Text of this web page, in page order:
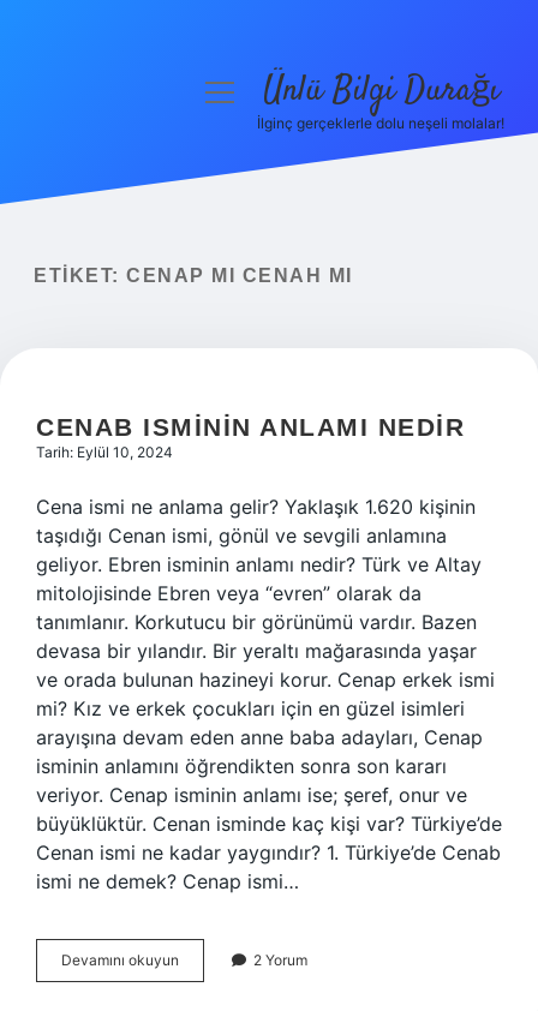
Yasal Uyarı
menüyüÜnlü Bilgi Durağı
İlginç gerçeklerle dolu neşeli molalar!
ETIKET: CENAP MI CENAH MI
CENAB ISMININ ANLAMI NEDIR
Tarih: Eylül 10, 2024
Cena ismi ne anlama gelir? Yaklaşık 1.620 kişinin
taşıdığı Cenan ismi, gönül ve sevgili anlamına
geliyor. Ebren isminin anlamı nedir? Türk ve Altay
mitolojisinde Ebren veya “evren” olarak da
tanımlanır. Korkutucu bir görünümü vardır. Bazen
devasa bir yılandır. Bir yeraltı mağarasında yaşar
ve orada bulunan hazineyi korur. Cenap erkek ismi
mi? Kız ve erkek çocukları için en güzel isimleri
arayışına devam eden anne baba adayları, Cenap
isminin anlamını öğrendikten sonra son kararı
veriyor. Cenap isminin anlamı ise; şeref, onur ve
büyüklüktür. Cenan isminde kaç kişi var? Türkiye’de
Cenan ismi ne kadar yaygındır? 1. Türkiye’de Cenab
ismi ne demek? Cenap ismi…
Devamını okuyun
Isminin
2 Yorum